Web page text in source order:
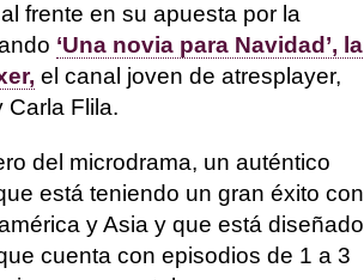
frente en su apuesta por la
‘Una novia para Navidad’, la
el canal joven de atresplayer,
Carla Flila.
del microdrama, un auténtico
está teniendo un gran éxito con
y Asia y que está diseñado
cuenta con episodios de 1 a 3